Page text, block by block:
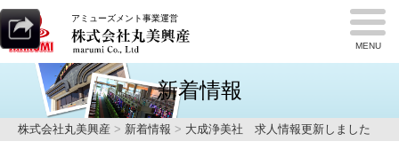
MENU
アミューズメント事業運営
新着情報
株式会社丸美興産 > 新着情報 > 大成浄美社 求人情報更新しました